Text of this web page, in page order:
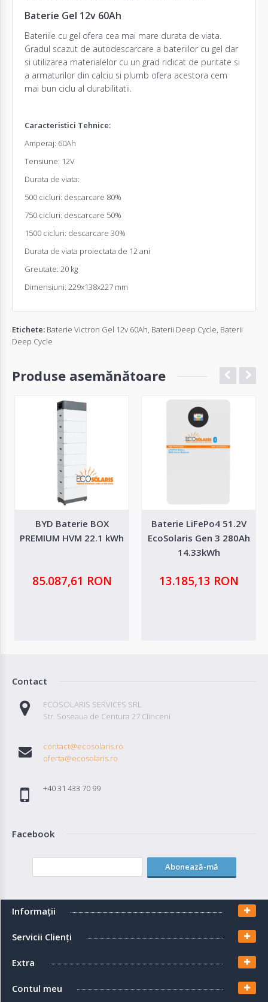
Baterie Gel 12v 60Ah
Bateriile cu gel ofera cea mai mare durata de viata.
Gradul scazut de autodescarcare a bateriilor cu gel dar
si utilizarea materialelor cu un grad ridicat de puritate si
a armaturilor din calciu si plumb ofera acestora cem
mai bun ciclu al durabilitatii.
Caracteristici Tehnice:
Amperaj: 60Ah
Tensiune: 12V
Durata de viata:
500 cicluri: descarcare 80%
750 cicluri: descarcare 50%
1500 cicluri: descarcare 30%
Durata de viata proiectata de 12 ani
Greutate: 20 kg
Dimensiuni: 229x138x227 mm
Etichete: Baterie Victron Gel 12v 60Ah Baterii Deep Cycle Baterii
Deep Cycle
Produse asemănătoare
BYD Baterie BOX
PREMIUM HVM 22.1 kWh
85.087,61 RON
Baterie LiFePo4 51.2V
EcoSolaris Gen 3 280Ah
14.33kWh
13.185,13 RON
Contact
ECOSOLARIS SERVICES SRL
Str. Soseaua de Centura 27 Clinceni
contact@ecosolaris.ro
oferta@ecosolaris.ro
+40 31 433 70 99
Facebook
Abonează-mă
Informaţii
Servicii Clienţi
Extra
Contul meu